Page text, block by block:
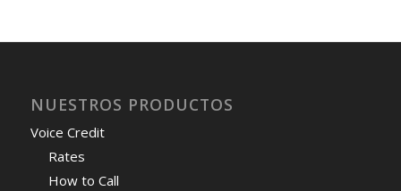
NUESTROS PRODUCTOS
Voice Credit
Rates
How to Call